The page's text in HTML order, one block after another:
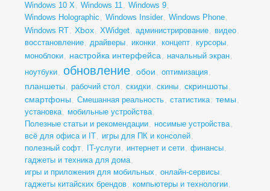
Windows 10 X, Windows 11, Windows 9,
Windows Holographic , Windows Insider, Windows Phone,
Windows RT, Xbox, XWidget, администрирование, видео,
восстановление, драйверы, иконки, концепт, курсоры,
моноблоки, настройка интерфейса, начальный экран,
ноутбуки, обновление, обои , оптимизация,
планшеты , рабочий стол , скидки, скины, скриншоты ,
смартфоны , Смешанная реальность, статистика, темы ,
установка, мобильные устройства,
Полезные статьи и рекомендации, носимые устройства,
всё для офиса и IT, игры для ПК и консолей,
полезный софт, IT-услуги, интернет и сети, финансы,
гаджеты и техника для дома,
игры и приложения для мобильных , онлайн-сервисы,
гаджеты китайских брендов, компьютеры и технологии,